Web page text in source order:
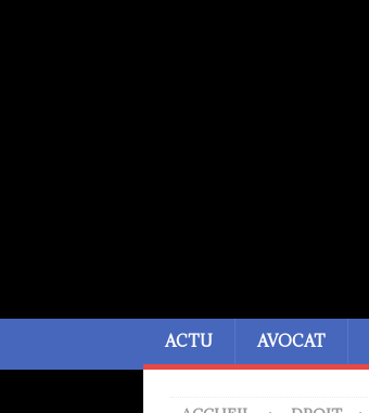
ACTU AVOCAT